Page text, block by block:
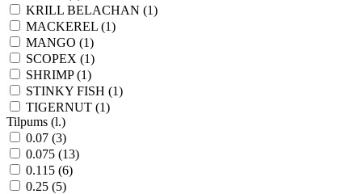
KRILL BELACHAN (1)
MACKEREL (1)
MANGO (1)
SCOPEX (1)
SHRIMP (1)
STINKY FISH (1)
TIGERNUT (1)
Tilpums (l.)
0.07 (3)
0.075 (13)
0.115 (6)
0.25 (5)